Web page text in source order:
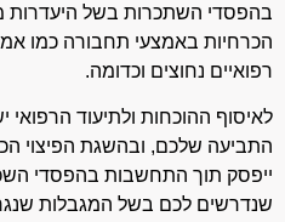
בהפסדי השתכרות בשל היעדרות
הכרחיות באמצעי תחבורה כמו
רפואיים נחוצים וכדומה.
לאיסוף ההוכחות ולתיעוד הרפואי
התביעה שלכם, ובהשגת הפיצוי
ייפסק תוך התחשבות בהפסדי
שנדרשים לכם בשל המגבלות